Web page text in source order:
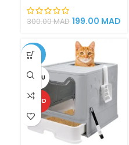
300.00MAD 199.00 MAD
-25%
VENDU
CHAUD